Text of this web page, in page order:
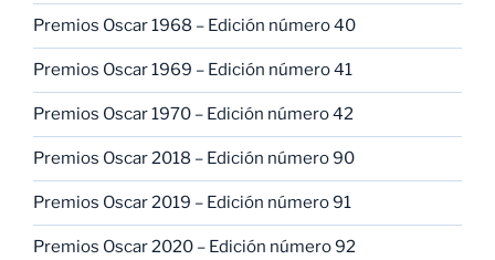
Premios Oscar 1968 – Edición número 40
Premios Oscar 1969 – Edición número 41
Premios Oscar 1970 – Edición número 42
Premios Oscar 2018 – Edición número 90
Premios Oscar 2019 – Edición número 91
Premios Oscar 2020 – Edición número 92